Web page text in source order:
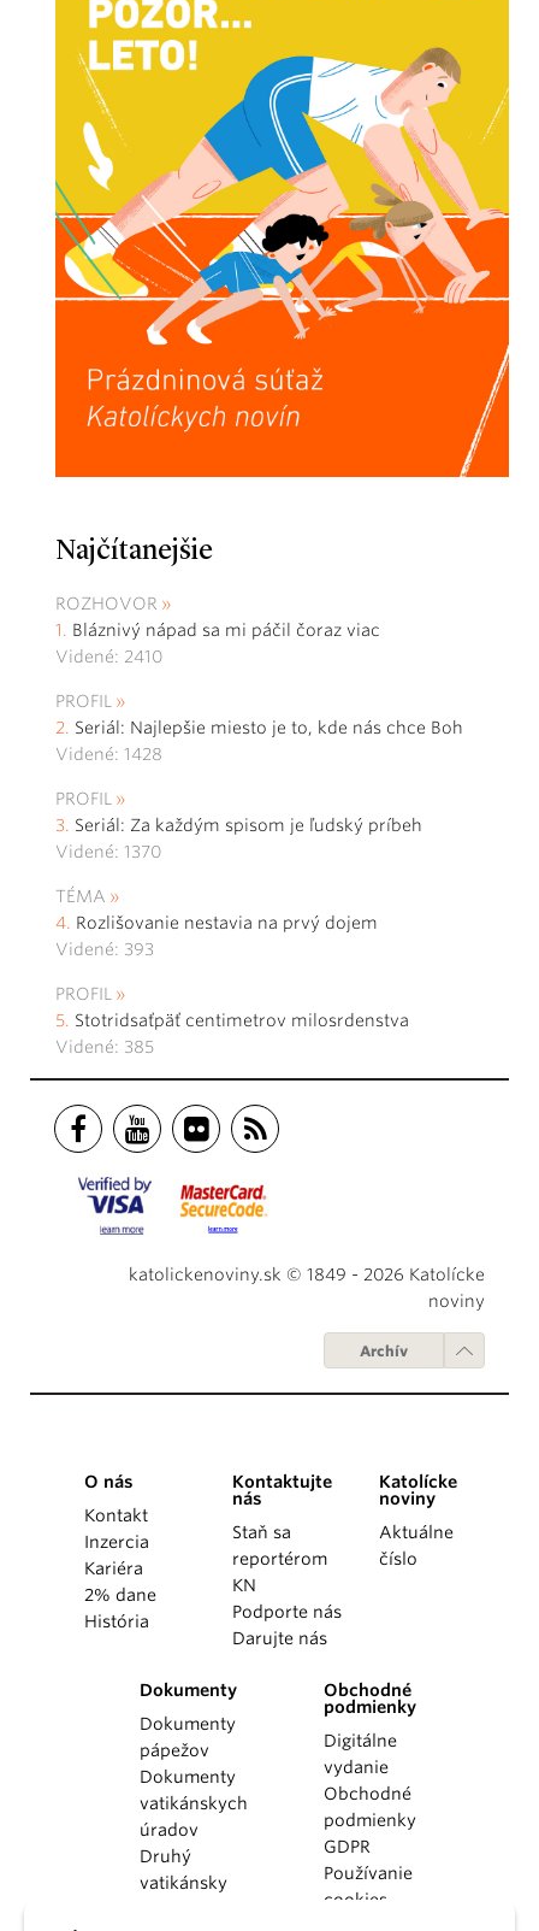
Najčítanejšie
ROZHOVOR
Bláznivý nápad sa mi páčil čoraz viac
Videné: 2410
PROFIL
Seriál: Najlepšie miesto je to, kde nás chce Boh
Videné: 1428
PROFIL
Seriál: Za každým spisom je ľudský príbeh
Videné: 1370
TÉMA
Rozlišovanie nestavia na prvý dojem
Videné: 393
PROFIL
Stotridsaťpäť centimetrov milosrdenstva
Videné: 385
katolickenoviny.sk © 1849 - 2026 Katolícke
noviny
Archív
O nás
Kontakt
Inzercia
Kariéra
2% dane
História
Kontaktujte
nás
Staň sa
reportérom
KN
Podporte nás
Darujte nás
Katolícke
noviny
Aktuálne
číslo
Dokumenty
Dokumenty
pápežov
Dokumenty
vatikánskych
úradov
Druhý
vatikánsky
Obchodné
podmienky
Digitálne
vydanie
Obchodné
podmienky
GDPR
Používanie
cookies